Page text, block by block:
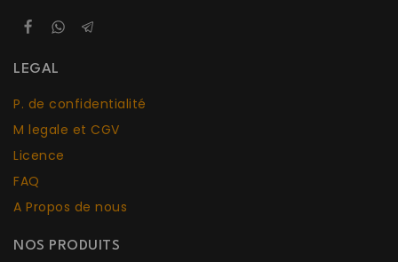
LEGAL
P. de confidentialité
M legale et CGV
Licence
FAQ
A Propos de nous
NOS PRODUITS